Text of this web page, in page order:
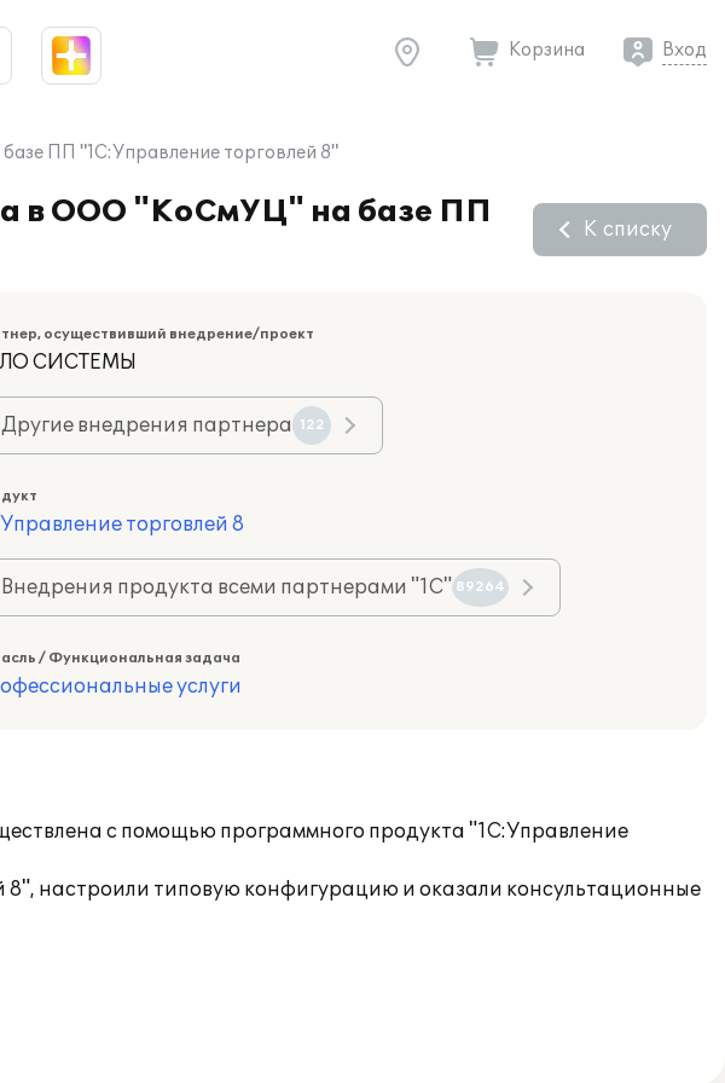
Корзина Вход
ПП "1С:Управление торговлей 8"
в ООО "КоСмУЦ" на базе ПП
К списку
осуществивший внедрение/проект
СИСТЕМЫ
Другие внедрения партнера 122
торговлей 8
Внедрения продукта всеми партнерами "1С" 89264
/ Функциональная задача
услуги
с помощью программного продукта "1С:Управление
настроили типовую конфигурацию и оказали консультационные